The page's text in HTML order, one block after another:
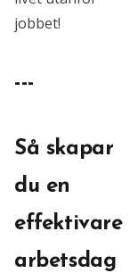
jobbet!
---
Så skapar
du en
effektivare
arbetsdag